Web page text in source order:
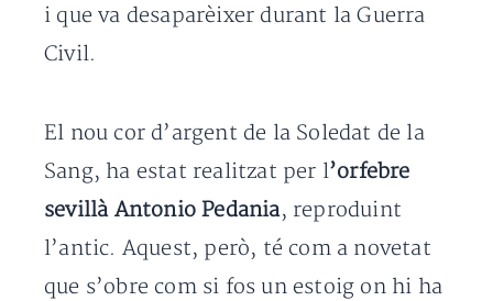
i que va desaparèixer durant la Guerra
Civil.
El nou cor d’argent de la Soledat de la
Sang, ha estat realitzat per l’orfebre
sevillà Antonio Pedania, reproduint
l’antic. Aquest, però, té com a novetat
que s’obre com si fos un estoig on hi ha